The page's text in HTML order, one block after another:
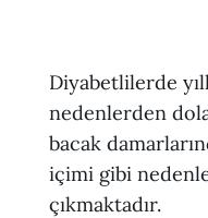
Diyabetlilerde
nedenlerden
bacak
içimi gibi
çıkmaktadır.